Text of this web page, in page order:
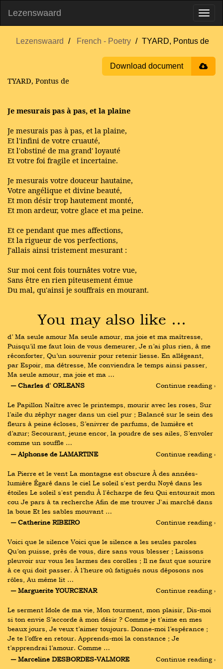
Lezenswaard
Lezenswaard French - Poetry TYARD, Pontus de
Download document
TYARD, Pontus de
Je mesurais pas à pas, et la plaine
Je mesurais pas à pas, et la plaine,
Et l'infini de votre cruauté,
Et l'obstiné de ma grand' loyauté
Et votre foi fragile et incertaine.
Je mesurais votre douceur hautaine,
Votre angélique et divine beauté,
Et mon désir trop hautement monté,
Et mon ardeur, votre glace et ma peine.
Et ce pendant que mes affections,
Et la rigueur de vos perfections,
J'allais ainsi tristement mesurant :
Sur moi cent fois tournâtes votre vue,
Sans être en rien piteusement émue
Du mal, qu'ainsi je souffrais en mourant.
You may also like …
d’ Ma seule amour Ma seule amour, ma joie et ma maîtresse,
Puisqu’il me faut loin de vous demeurer, Je n’ai plus rien, à me
réconforter, Qu’un souvenir pour retenir liesse. En allégeant,
par Espoir, ma détresse, Me conviendra le temps ainsi passer,
Ma seule amour, ma joie et ma …
― Charles d' ORLEANS
Continue reading ›
Le Papillon Naître avec le printemps, mourir avec les roses, Sur
l’aile du zéphyr nager dans un ciel pur ; Balancé sur le sein des
fleurs à peine écloses, S’enivrer de parfums, de lumière et
d’azur; Secourant, jeune encor, la poudre de ses ailes, S’envoler
comme un souffle …
― Alphonse de LAMARTINE
Continue reading ›
La Pierre et le vent La montagne est obscure À des années-
lumière Égaré dans le ciel Le soleil s'est perdu Noyé dans les
étoiles Le soleil s'est pendu À l'écharpe de feu Qui entourait mon
cou Je pars à ta recherche Afin de me trouver J'ai marché dans
la boue Et les sables mouvant …
― Catherine RIBEIRO
Continue reading ›
Voici que le silence Voici que le silence a les seules paroles
Qu’on puisse, près de vous, dire sans vous blesser ; Laissons
pleuvoir sur vous les larmes des corolles ; Il ne faut que sourire
à ce qui doit passer. À l’heure où fatigués nous déposons nos
rôles, Au même lit …
― Marguerite YOURCENAR
Continue reading ›
Le serment Idole de ma vie, Mon tourment, mon plaisir, Dis-moi
si ton envie S’accorde à mon désir ? Comme je t’aime en mes
beaux jours, Je veux t’aimer toujours. Donne-moi l’espérance ;
Je te l’offre en retour. Apprends-moi la constance ; Je
t’apprendrai l’amour. Comme …
― Marceline DESBORDES-VALMORE
Continue reading ›